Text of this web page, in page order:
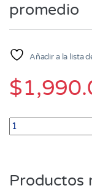
promedio
Añadir a la lista
$
Cilantro atado
Productos